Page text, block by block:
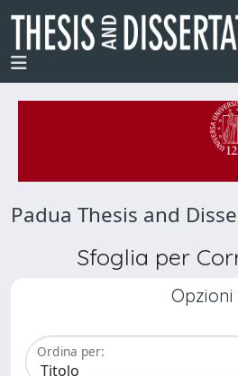
Padua Thesis and
Sfoglia per
Opzioni
Ordina per: